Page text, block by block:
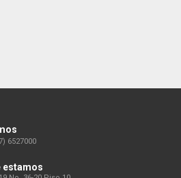
6527000
estamos